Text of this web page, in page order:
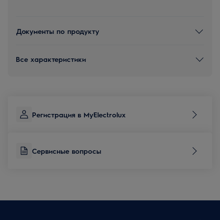
Документы по продукту
Все характеристики
Регистрация в MyElectrolux
Сервисные вопросы